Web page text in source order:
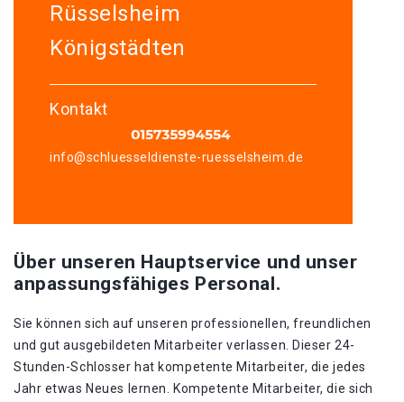
Rüsselsheim
Königstädten
Kontakt
info@schluesseldienste-ruesselsheim.de
Über unseren Hauptservice und unser
anpassungsfähiges Personal.
Sie können sich auf unseren professionellen, freundlichen
und gut ausgebildeten Mitarbeiter verlassen. Dieser 24-
Stunden-Schlosser hat kompetente Mitarbeiter, die jedes
Jahr etwas Neues lernen. Kompetente Mitarbeiter, die sich